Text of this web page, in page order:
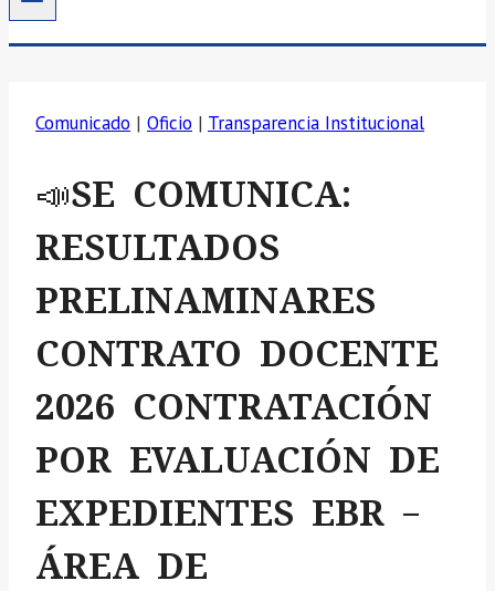
Comunicado | Oficio | Transparencia Institucional
📣SE COMUNICA:
RESULTADOS
PRELINAMINARES
CONTRATO DOCENTE
2026 CONTRATACIÓN
POR EVALUACIÓN DE
EXPEDIENTES EBR –
ÁREA DE